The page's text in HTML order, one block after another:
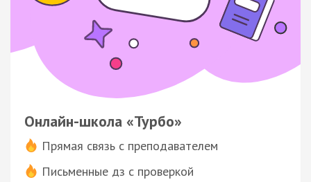
Онлайн-школа «Турбо»
Прямая связь с преподавателем
Письменные дз с проверкой